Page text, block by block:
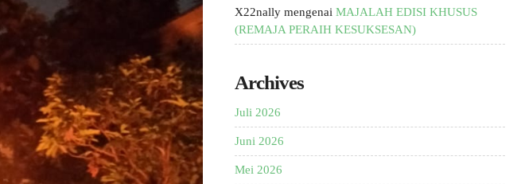
X22nally mengenai MAJALAH EDISI KHUSUS
(REMAJA PERAIH KESUKSESAN)
Archives
Juli 2026
Juni 2026
Mei 2026